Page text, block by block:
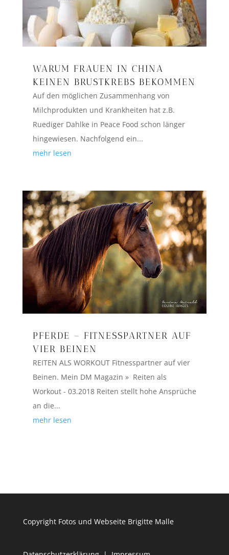
WARUM FRAUEN IN CHINA
KEINEN BRUSTKREBS BEKOMMEN
Auf den möglichen Zusammenhang von
Milchprodukten und Krankheiten hat z.B.
Ruediger Dahlke in Peace Food schon länger
hingewiesen. Nachfolgend ein...
mehr lesen
PFERDE – FITNESSPARTNER AUF
VIER BEINEN
REITEN ALS WORKOUT Fitnesspartner auf vier
Beinen. Mein DM Magazin » Reiten als
Workout - 03.2018 Reiten stellt hohe Ansprüche
an die...
mehr lesen
Copyright Fotos und Webseite Brigitte Malle